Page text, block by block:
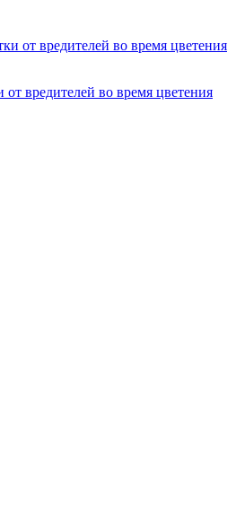
от вредителей во время цветения